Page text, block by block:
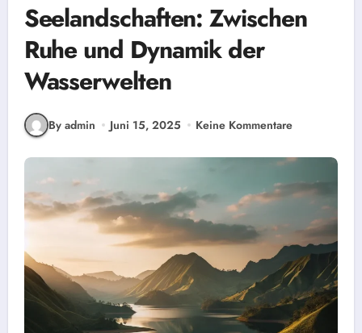
Seelandschaften: Zwischen
Ruhe und Dynamik der
Wasserwelten
By admin Juni 15, 2025 Keine Kommentare